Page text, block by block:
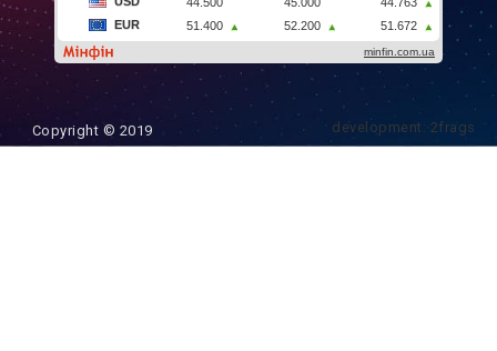
Copyright © 2019 development: 2frags